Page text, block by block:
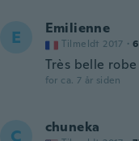
E Emilienne
Tilmeldt 2017 · 6
Très belle
for ca. 7 år siden
C chuneka